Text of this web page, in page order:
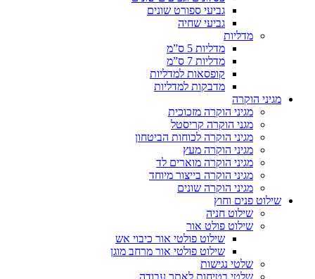
גביעי ספורט שונים
גביעי שחיה
מדליות
מדליות 5 ס”מ
מדליות 7 ס”מ
קופסאות למדליות
מדבקות למדליות
מגיני הוקרה
מגיני הוקרה מזכוכית
מגני הוקרה קריסטל
מגיני הוקרה לכוחות הביטחון
מגיני הוקרה מעץ
מגיני הוקרה מוארים לד
מגיני הוקרה בייצור מיוחד
מגיני הוקרה שונים
שילוט פנים וחוץ
שילוט חניה
שילוט פולט אור
שילוט פולטי אור כיבוי אש
שילוט פולטי אור מרחב מוגן
שלטי נגישות
שלטי בטיחות לאתר עבודה